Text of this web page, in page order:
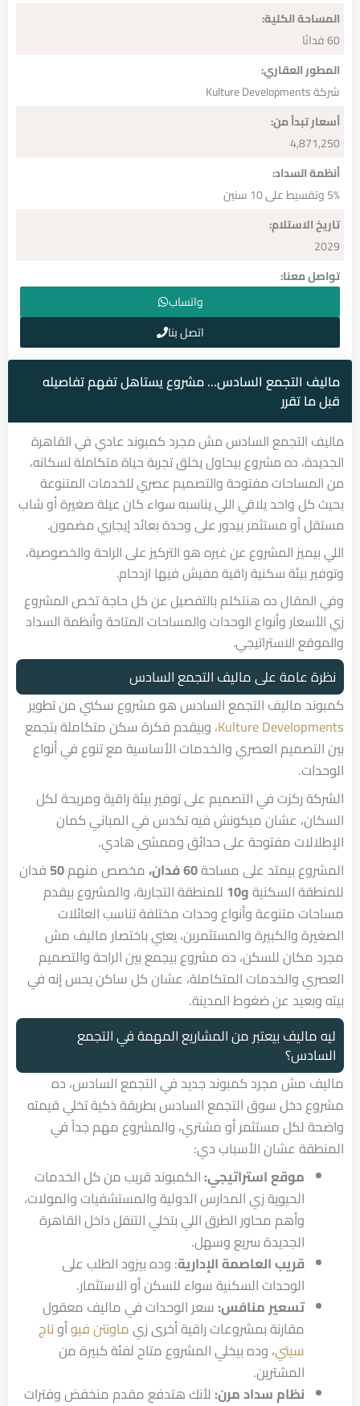
المساحة الكلية:
60 فدانًا
المطور العقاري:
شركة Kulture Developments
أسعار تبدأ من:
4,871,250
أنظمة السداد:
5% وتقسيط على 10 سنين
تاريخ الاستلام:
2029
تواصل معنا:
واتساب
اتصل بنا
ماليف التجمع السادس… مشروع يستاهل تفهم تفاصيله
قبل ما تقرر
ماليف التجمع السادس مش مجرد كمبوند عادي في القاهرة
الجديدة، ده مشروع بيحاول يخلق تجربة حياة متكاملة لسكانه،
من المساحات مفتوحة والتصميم عصري للخدمات المتنوعة
بحيث كل واحد يلاقي اللي يناسبه سواء كان عيلة صغيرة أو شاب
مستقل أو مستثمر بيدور على وحدة بعائد إيجاري مضمون.
اللي بيميز المشروع عن غيره هو التركيز على الراحة والخصوصية،
وتوفير بيئة سكنية راقية مفيش فيها ازدحام.
وفي المقال ده هنتكلم بالتفصيل عن كل حاجة تخص المشروع
زي الأسعار وأنواع الوحدات والمساحات المتاحة وأنظمة السداد
والموقع الاستراتيجي.
نظرة عامة على ماليف التجمع السادس
كمبوند ماليف التجمع السادس هو مشروع سكني من تطوير
Kulture Developments، وبيقدم فكرة سكن متكاملة بتجمع
بين التصميم العصري والخدمات الأساسية مع تنوع في أنواع
الوحدات.
الشركة ركزت في التصميم على توفير بيئة راقية ومريحة لكل
السكان، عشان ميكونش فيه تكدس في المباني كمان
الإطلالات مفتوحة على حدائق وممشى هادي.
المشروع بيمتد على مساحة
مخصص منهم50 فدان
للمنطقة السكنيةو10
للمنطقة التجارية، والمشروع بيقدم
مساحات متنوعة وأنواع وحدات مختلفة تناسب العائلات
الصغيرة والكبيرة والمستثمرين، يعني باختصار ماليف مش
مجرد مكان للسكن، ده مشروع بيجمع بين الراحة والتصميم
العصري والخدمات المتكاملة، عشان كل ساكن يحس إنه في
بيته وبعيد عن ضغوط المدينة.
ليه ماليف بيعتبر من المشاريع المهمة في التجمع
السادس؟
ماليف مش مجرد كمبوند جديد في التجمع السادس، ده
مشروع دخل سوق التجمع السادس بطريقة ذكية تخلي قيمته
واضحة لكل مستثمر أو مشتري، والمشروع مهم جداً في
المنطقة عشان الأسباب دي:
موقع استراتيجي: الكمبوند قريب من كل الخدمات
الحيوية زي المدارس الدولية والمستشفيات والمولات،
وأهم محاور الطرق اللي بتخلي التنقل داخل القاهرة
الجديدة سريع وسهل.
قريب العاصمة الإدارية: وده بيزود الطلب على
الوحدات السكنية سواء للسكن أو الاستثمار.
تسعير منافس: سعر الوحدات في ماليف معقول
مقارنة بمشروعات راقية أخرى زيماونتن فيوأوتاج
سيتي، وده بيخلي المشروع متاح لفئة كبيرة من
المشترين.
نظام سداد مرن: لأنك هتدفع مقدم منخفض وفترات